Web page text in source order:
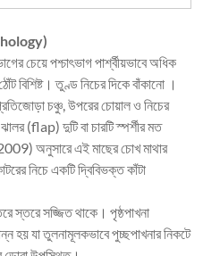
চেয়ে পশ্চাৎভাগ পার্শ্বীয়ভাবে অধিক
বিশিষ্ট। তুণ্ড নিচের দিকে বাঁকানো ।
চঞ্চু, উপরের চোয়াল ও নিচের
(flap) দুটি বা চারটি স্পর্শীর মত
অনুসারে এই মাছের চোখ মাথার
নিচে একটি দ্বিবিভক্ত কাঁটা
স্তরে সজ্জিত থাকে। পৃষ্ঠপাখনা
হয় যা তুলনামূলকভাবে পুচ্ছপাখনার নিকটে